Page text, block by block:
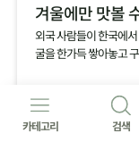
겨울에만 맛볼
외국 사람들이 한국에
굴을 한가득 쌓아놓고
카테고리 검색